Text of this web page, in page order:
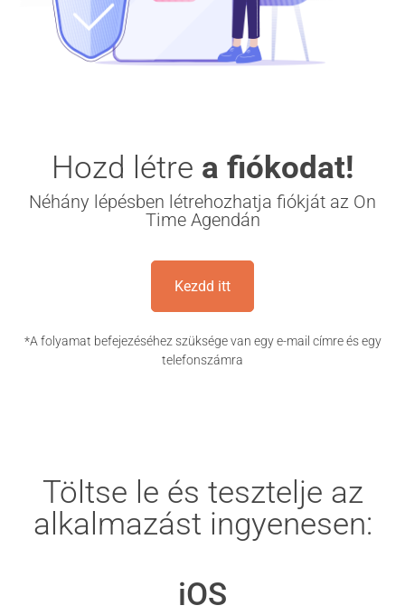
Hozd létre a fiókodat!
Néhány lépésben létrehozhatja fiókját az On
Time Agendán
Kezdd itt
*A folyamat befejezéséhez szüksége van egy e-mail címre és egy
telefonszámra
Töltse le és tesztelje az
alkalmazást ingyenesen:
iOS